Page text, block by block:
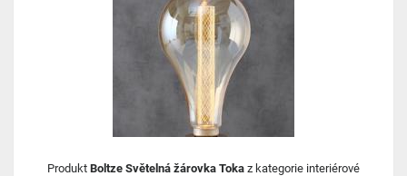
Produkt Boltze Světelná žárovka Toka z kategorie interiérové